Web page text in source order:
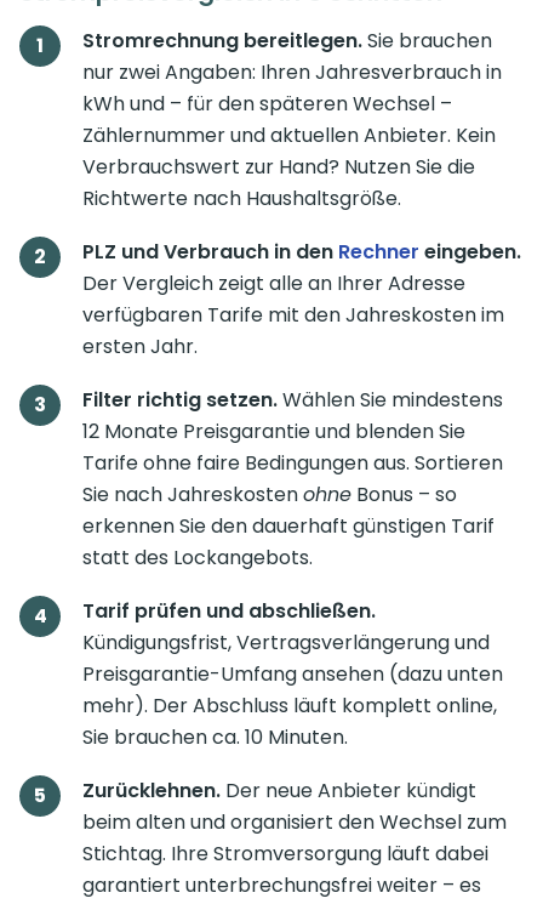
Stromrechnung bereitlegen.Sie brauchen
nur zwei Angaben: Ihren Jahresverbrauch in
kWh und – für den späteren Wechsel –
Zählernummer und aktuellen Anbieter. Kein
Verbrauchswert zur Hand? Nutzen Sie die
Richtwerte nach Haushaltsgröße.
PLZ und Verbrauch in den Rechner eingeben.
Der Vergleich zeigt alle an Ihrer Adresse
verfügbaren Tarife mit den Jahreskosten im
ersten Jahr.
Filter richtig setzen.Wählen Sie mindestens
12 Monate Preisgarantie und blenden Sie
Tarife ohne faire Bedingungen aus. Sortieren
Sie nach Jahreskostenohne Bonus – so
erkennen Sie den dauerhaft günstigen Tarif
statt des Lockangebots.
Tarif prüfen und abschließen.
Kündigungsfrist, Vertragsverlängerung und
Preisgarantie-Umfang ansehen (dazu unten
mehr). Der Abschluss läuft komplett online,
Sie brauchen ca. 10 Minuten.
Zurücklehnen. Der neue Anbieter kündigt
beim alten und organisiert den Wechsel zum
Stichtag. Ihre Stromversorgung läuft dabei
garantiert unterbrechungsfrei weiter – es